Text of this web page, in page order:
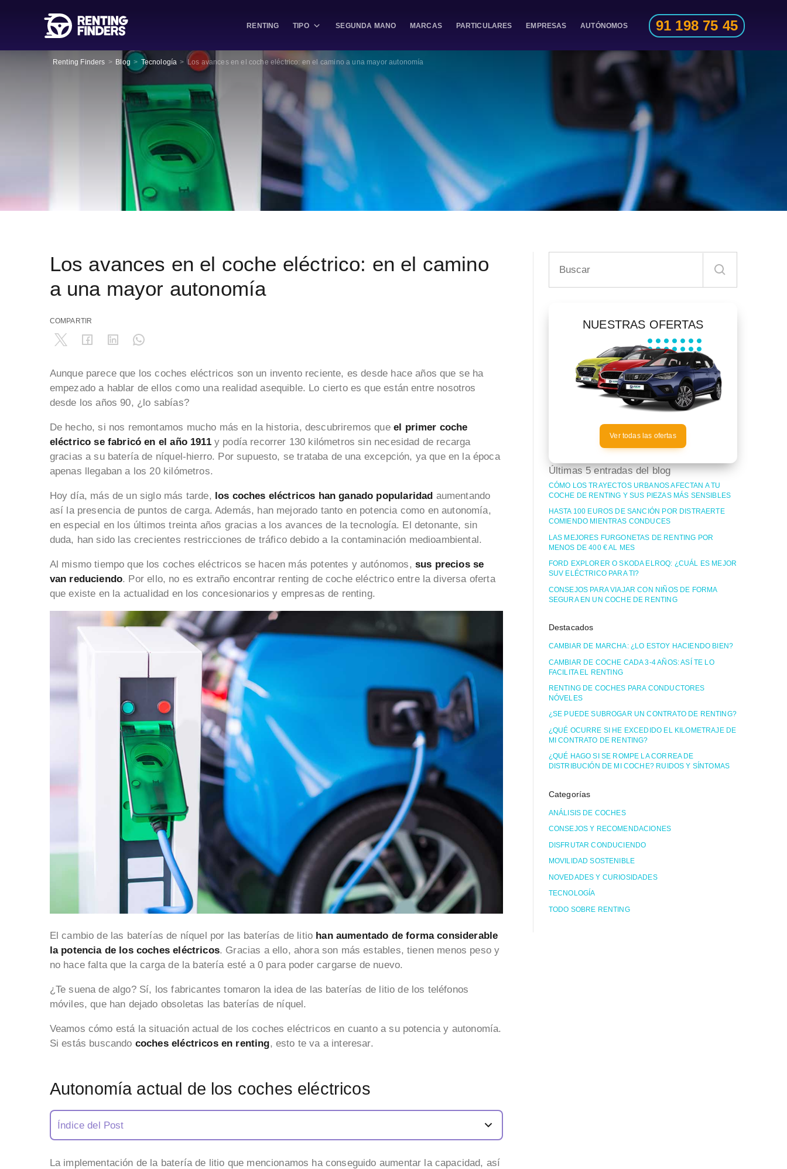
RENTING TIPO SEGUNDA MANO MARCAS PARTICULARES EMPRESAS AUTÓNOMOS 91 198 75 45
Renting Finders > Blog > Tecnología > Los avances en el coche eléctrico: en el camino a una mayor autonomía
Los avances en el coche eléctrico: en el camino
a una mayor autonomía
COMPARTIR
Aunque parece que los coches eléctricos son un invento reciente, es desde hace años que se ha
empezado a hablar de ellos como una realidad asequible. Lo cierto es que están entre nosotros
desde los años 90, ¿lo sabías?
De hecho, si nos remontamos mucho más en la historia, descubriremos que el primer coche
eléctrico se fabricó en el año 1911y podía recorrer 130 kilómetros sin necesidad de recarga
gracias a su batería de níquel-hierro. Por supuesto, se trataba de una excepción, ya que en la época
apenas llegaban a los 20 kilómetros.
Hoy día, más de un siglo más tarde, los coches eléctricos han ganado popularidad aumentando
así la presencia de puntos de carga. Además, han mejorado tanto en potencia como en autonomía,
en especial en los últimos treinta años gracias a los avances de la tecnología. El detonante, sin
duda, han sido las crecientes restricciones de tráfico debido a la contaminación medioambiental.
Al mismo tiempo que los coches eléctricos se hacen más potentes y autónomos, sus precios se
van reduciendo. Por ello, no es extraño encontrar renting de coche eléctrico entre la diversa oferta
que existe en la actualidad en los concesionarios y empresas de renting.
El cambio de las baterías de níquel por las baterías de litio han aumentado de forma considerable
la potencia de los coches eléctricos. Gracias a ello, ahora son más estables, tienen menos peso y
no hace falta que la carga de la batería esté a 0 para poder cargarse de nuevo.
¿Te suena de algo? Sí, los fabricantes tomaron la idea de las baterías de litio de los teléfonos
móviles, que han dejado obsoletas las baterías de níquel.
Veamos cómo está la situación actual de los coches eléctricos en cuanto a su potencia y autonomía.
Si estás buscando coches eléctricos en renting, esto te va a interesar.
Autonomía actual de los coches eléctricos
Índice del Post
La implementación de la batería de litio que mencionamos ha conseguido aumentar la capacidad, así
NUESTRAS OFERTAS
Ver todas las ofertas
Últimas 5 entradas del blog
CÓMO LOS TRAYECTOS URBANOS AFECTAN A TU
COCHE DE RENTING Y SUS PIEZAS MÁS SENSIBLES
HASTA 100 EUROS DE SANCIÓN POR DISTRAERTE
COMIENDO MIENTRAS CONDUCES
LAS MEJORES FURGONETAS DE RENTING POR
MENOS DE 400 € AL MES
FORD EXPLORER O SKODA ELROQ: ¿CUÁL ES MEJOR
SUV ELÉCTRICO PARA TI?
CONSEJOS PARA VIAJAR CON NIÑOS DE FORMA
SEGURA EN UN COCHE DE RENTING
Destacados
CAMBIAR DE MARCHA: ¿LO ESTOY HACIENDO BIEN?
CAMBIAR DE COCHE CADA 3-4 AÑOS: ASÍ TE LO
FACILITA EL RENTING
RENTING DE COCHES PARA CONDUCTORES
NÓVELES
¿SE PUEDE SUBROGAR UN CONTRATO DE RENTING?
¿QUÉ OCURRE SI HE EXCEDIDO EL KILOMETRAJE DE
MI CONTRATO DE RENTING?
¿QUÉ HAGO SI SE ROMPE LA CORREA DE
DISTRIBUCIÓN DE MI COCHE? RUIDOS Y SÍNTOMAS
Categorías
ANÁLISIS DE COCHES
CONSEJOS Y RECOMENDACIONES
DISFRUTAR CONDUCIENDO
MOVILIDAD SOSTENIBLE
NOVEDADES Y CURIOSIDADES
TECNOLOGÍA
TODO SOBRE RENTING